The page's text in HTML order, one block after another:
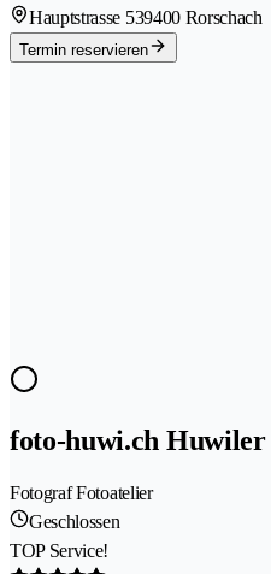
Hauptstrasse 539400 Rorschach
Termin reservieren
foto-huwi.ch Huwiler
Fotograf Fotoatelier
Geschlossen
TOP Service!